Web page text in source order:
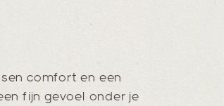
comfort en een
fijn gevoel onder je